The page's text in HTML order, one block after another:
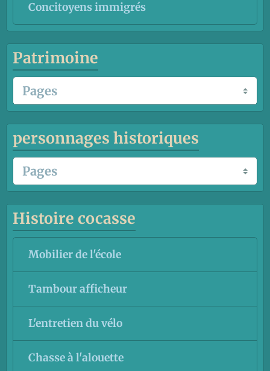
Concitoyens immigrés
Patrimoine
personnages historiques
Histoire cocasse
Mobilier de l'école
Tambour afficheur
L'entretien du vélo
Chasse à l'alouette